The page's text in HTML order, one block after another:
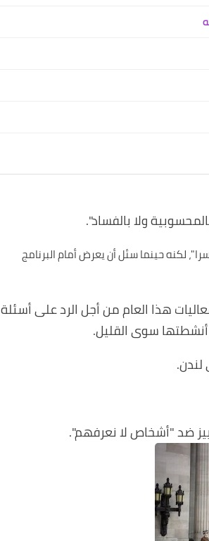
ولا بالفساد".
لكنه حينما سئل أن يعرض أمام البرنامج
هذا العام من أجل الرد على أسئلة
أنشطتها سوى القليل.
لندن.
ضد "أشخاص لا نعرفهم".